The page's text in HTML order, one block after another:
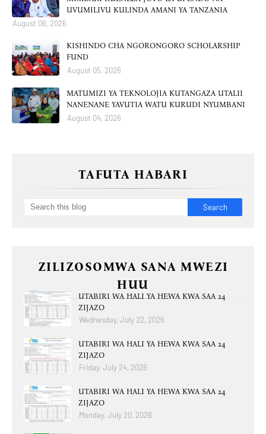
UVUMILIVU KULINDA AMANI YA TANZANIA
August 06, 2026
KISHINDO CHA NGORONGORO SCHOLARSHIP
FUND
August 05, 2026
MATUMIZI YA TEKNOLOJIA KUTANGAZA UTALII
NANENANE YAVUTIA WATU KURUDI NYUMBANI
August 04, 2026
TAFUTA HABARI
ZILIZOSOMWA SANA MWEZI
HUU
UTABIRI WA HALI YA HEWA KWA SAA 24
ZIJAZO
Wednesday, July 22, 2026
UTABIRI WA HALI YA HEWA KWA SAA 24
ZIJAZO
Friday, July 24, 2026
UTABIRI WA HALI YA HEWA KWA SAA 24
ZIJAZO
Monday, July 20, 2026